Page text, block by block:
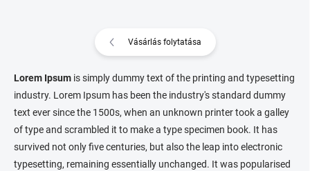
Vásárlás folytatása
Lorem Ipsum is simply dummy text of the printing and typesetting
industry. Lorem Ipsum has been the industry's standard dummy
text ever since the 1500s, when an unknown printer took a galley
of type and scrambled it to make a type specimen book. It has
survived not only five centuries, but also the leap into electronic
typesetting, remaining essentially unchanged. It was popularised